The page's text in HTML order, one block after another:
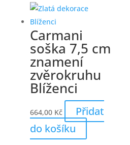
Carmani
soška 7,5 cm
znamení
zvěrokruhu
Blíženci
664,00 Kč
Přidat
do košíku